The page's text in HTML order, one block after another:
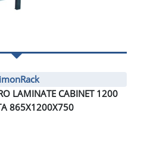
LAMINATE CABINET 1200
865X1200X750